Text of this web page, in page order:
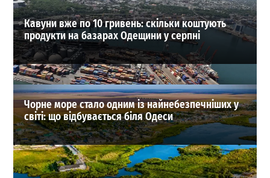
Кавуни вже по 10 гривень: скільки коштують
продукти на базарах Одещини у серпні
Чорне море стало одним із найнебезпечніших у
світі: що відбувається біля Одеси